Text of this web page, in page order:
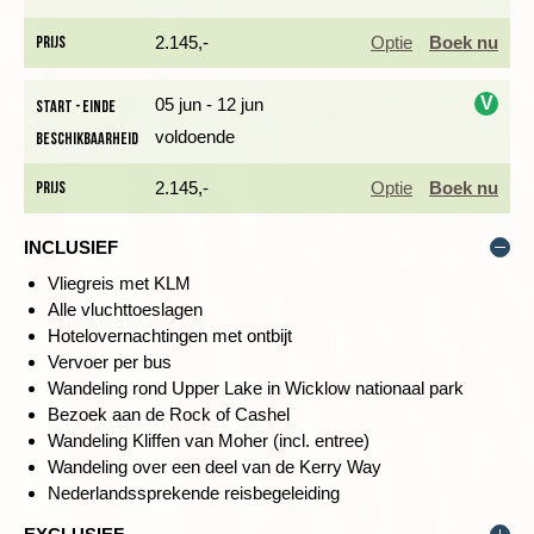
We beginnen onze eerste wandeling rondom Upper Lake, in de
vallei van Glendalough. De wandeling is negen kilometer lang
Wicklow Mountains worden gekenmerkt door groene vlaktes
en granieten rotsen. We wandelen door gletsjerdalen die diep
in de bergen zijn uitgesneden en genieten van prachtige
vergezichten, waarin het Upper Lake vaak de hoofdrol speelt.
Uiteindelijk dalen we geleidelijk af naar Glenealo Valley, waar
we van bovenaf al een mooi uitzicht op hadden.
Afstand: 13,5 kilometer
Wandelduur: ca. 3,5 uur
Hoogteverschil: 370 meter dalen en stijgen
Prijs 2.145,- Optie Boek nu
Start - einde 05 jun - 12 jun V
Beschikbaarheid voldoende
Prijs 2.145,- Optie Boek nu
INCLUSIEF
Vliegreis met KLM
Alle vluchttoeslagen
Hotelovernachtingen met ontbijt
Vervoer per bus
Wandeling rond Upper Lake in Wicklow nationaal park
Bezoek aan de Rock of Cashel
Wandeling Kliffen van Moher (incl. entree)
Wandeling over een deel van de Kerry Way
Nederlandssprekende reisbegeleiding